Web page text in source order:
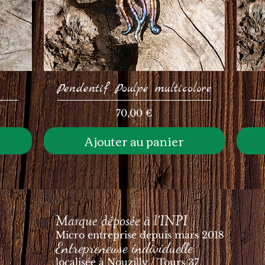
Pendentif Poulpe multicolore
Prix
70,00 €
Ajouter au panier
Marque déposée à l'INPI
Micro entreprise depuis mars 2018
Entrepreneuse individuelle
localisée à Nouzilly / Tours 37